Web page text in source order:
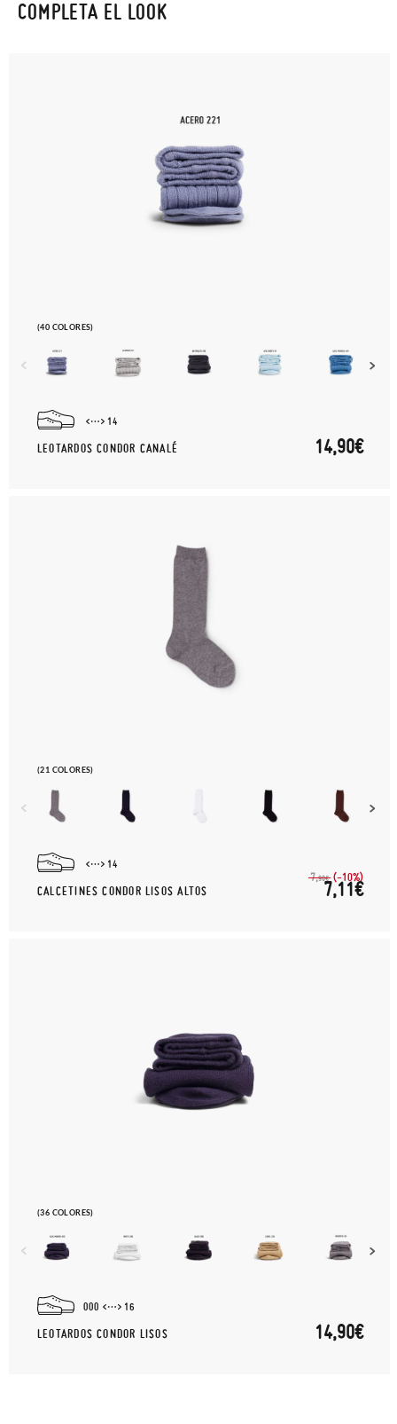
COMPLETA EL LOOK
(40 COLORES)
14
LEOTARDOS CONDOR CANALÉ 14,90€
(21 COLORES)
14
CALCETINES CONDOR LISOS ALTOS
7,90€ (-10%)
7,11€
(36 COLORES)
000 16
LEOTARDOS CONDOR LISOS 14,90€